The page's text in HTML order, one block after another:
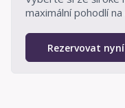
maximální pohodlí na
Rezervovat nyní